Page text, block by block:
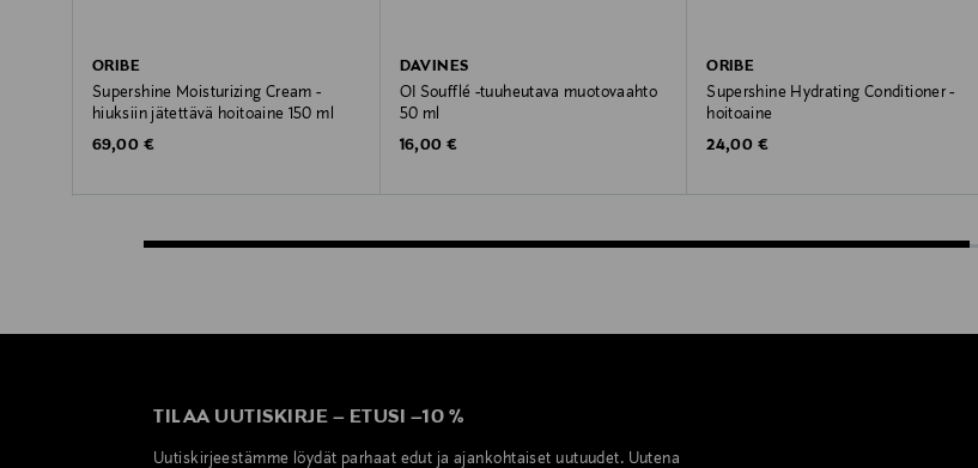
ORIBE
Supershine Moisturizing Cream -
hiuksiin jätettävä hoitoaine 150 ml
Original Price
69,00 €
DAVINES
OI Soufflé -tuuheutava muotovaahto
50 ml
Original Price
16,00 €
ORIBE
Supershine Hydrating Conditioner -
hoitoaine
Original Price
24,00 €
TILAA UUTISKIRJE – ETUSI –10 %
Uutiskirjeestämme löydät parhaat edut ja ajankohtaiset uutuudet. Uutena